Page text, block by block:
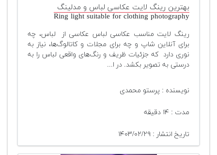
بهترین رینگ لایت عکاسی لباس و مدلینگ
Ring light suitable for clothing photography
رینگ لایت مناسب عکاسی لباس عکاسی از لباس، چه
برای آنلاین شاپ و چه برای مجلات و کاتالوگ‌ها، نیاز به
نوری دارد که جزئیات ظریف و رنگ‌های واقعی لباس را به
درستی به تصویر بکشد. در ا...
نویسنده : پرستو محمدی
مدت : ۱۴ دقیقه
تاریخ انتشار : ۱۴۰۳/۰۲/۲۹